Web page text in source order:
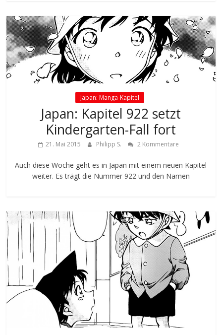
Japan: Manga-Kapitel
Japan: Kapitel 922 setzt
Kindergarten-Fall fort
21. Mai 2015 Philipp S. 2 Kommentare
Auch diese Woche geht es in Japan mit einem neuen Kapitel
weiter. Es trägt die Nummer 922 und den Namen